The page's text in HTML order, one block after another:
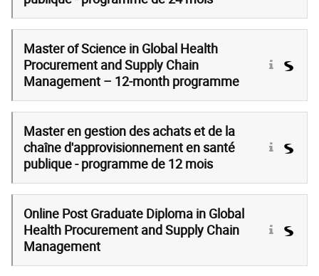
Master of Science in Global Health
Procurement and Supply Chain
Management – 12-month programme
Master en gestion des achats et de la
chaîne d'approvisionnement en santé
publique - programme de 12 mois
Online Post Graduate Diploma in Global
Health Procurement and Supply Chain
Management